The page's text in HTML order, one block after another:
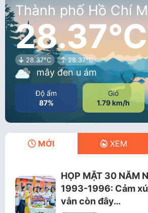
Thành phố Hồ Chí
28.37°C
28.37°C 28.37°C
mây đen u ám
Độ ẩm
87%
Gió
1.79 km/h
MỚI XEM
HỌP MẶT 30 NĂM
1993-1996: Cảm
vẫn còn đây…